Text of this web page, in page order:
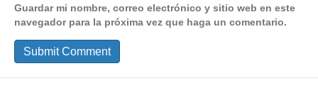
Guardar mi nombre, correo electrónico y sitio web en este
navegador para la próxima vez que haga un comentario.